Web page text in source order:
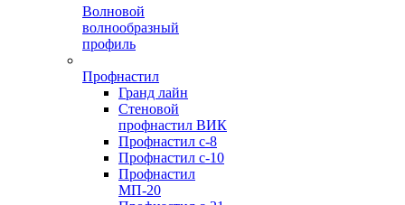
Волновой
волнообразный
профиль
Профнастил
Гранд лайн
Стеновой
профнастил ВИК
Профнастил с-8
Профнастил с-10
Профнастил
МП-20